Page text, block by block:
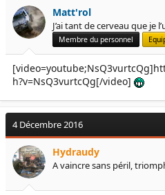
Matt'rol
J’ai tant de cerveau que je
Membre du personnel
h?v=NsQ3vurtcQg[/video]
4 Décembre 2016
Hydraudy
A vaincre sans péril,